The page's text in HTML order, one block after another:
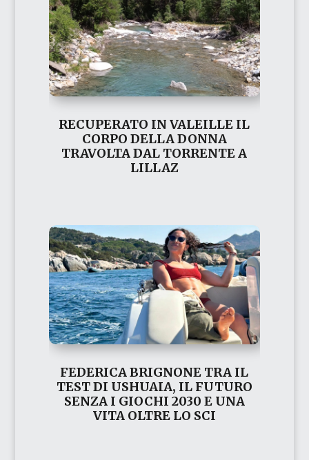
RECUPERATO IN VALEILLE IL
CORPO DELLA DONNA
TRAVOLTA DAL TORRENTE A
LILLAZ
FEDERICA BRIGNONE TRA IL
TEST DI USHUAIA, IL FUTURO
SENZA I GIOCHI 2030 E UNA
VITA OLTRE LO SCI